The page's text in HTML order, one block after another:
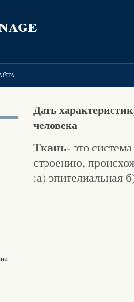
Дать
человека
Ткань- это
строению,
:а) эпителиальная